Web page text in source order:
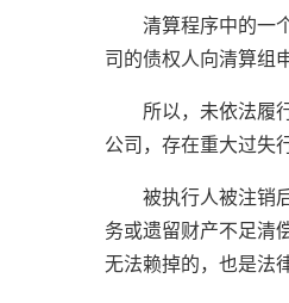
清算程序中的一个
司的债权人向清算组
所以，未依法履行
公司，存在重大过失
被执行人被注销后
务或遗留财产不足清
无法赖掉的，也是法